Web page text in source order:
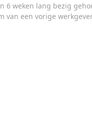
6 weken lang bezig
van een vorige